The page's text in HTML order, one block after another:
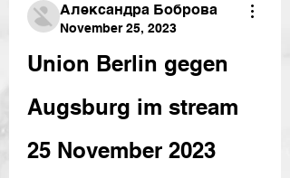
Александра Боброва
November 25, 2023
Union Berlin gegen
Augsburg im stream
25 November 2023